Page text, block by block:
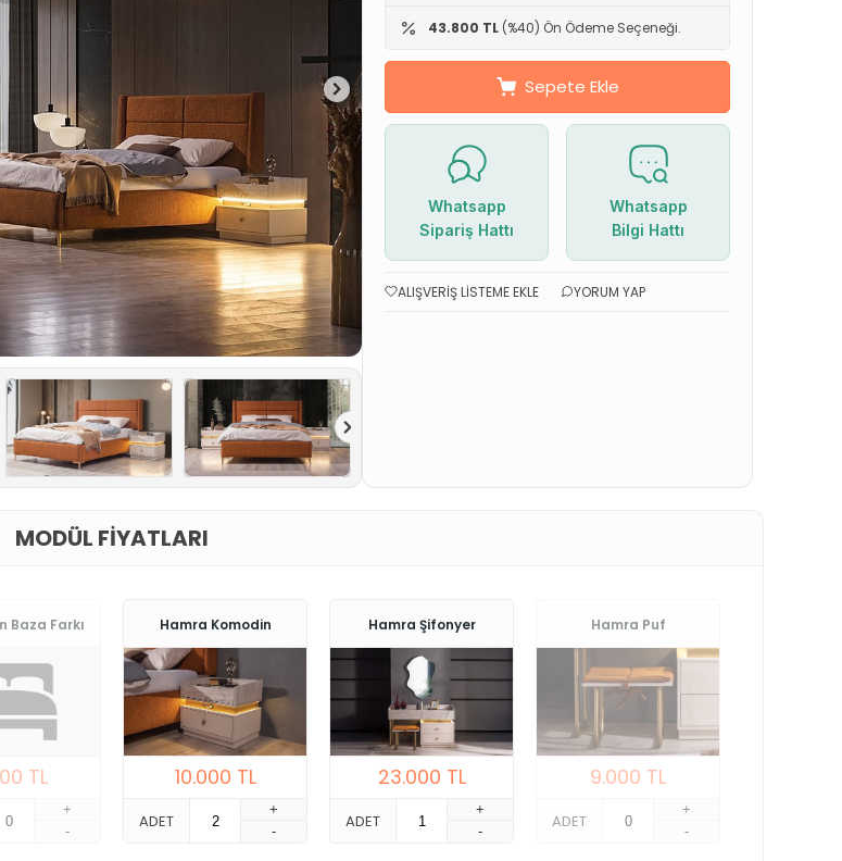
43.800 TL (%40) Ön Ödeme Seçeneği.
Sepete Ekle
Whatsapp
Sipariş Hattı
Whatsapp
Bilgi Hattı
ALIŞVERIŞ LISTEME EKLE YORUM YAP
MODÜL FIYATLARI
Baza Farkı
TL
+
-
Hamra Komodin
10.000 TL
ADET
+
-
Hamra Şifonyer
23.000 TL
ADET
+
-
Hamra Puf
9.000 TL
ADET
+
-